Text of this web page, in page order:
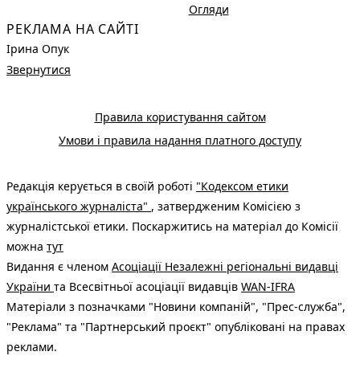
РЕКЛАМА НА САЙТІ
Ірина Опук
Звернутися
Огляди
Правила користування сайтом
Умови і правила надання платного доступу
Редакція керується в своїй роботі "Кодексом етики
українського журналіста" , затвердженим Комісією з
журналістської етики. Поскаржитись на матеріал до Комісії
можна тут
Видання є членом Асоціації Незалежні регіональні видавці
України та Всесвітньої асоціації видавців WAN-IFRA
Матеріали з позначками "Новини компаній", "Прес-служба",
"Реклама" та "Партнерський проєкт" опубліковані на правах
реклами.